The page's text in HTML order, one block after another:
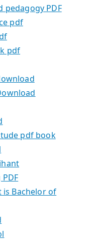
pedagogy PDF
pdf
pdf
pdf book
is Bachelor of